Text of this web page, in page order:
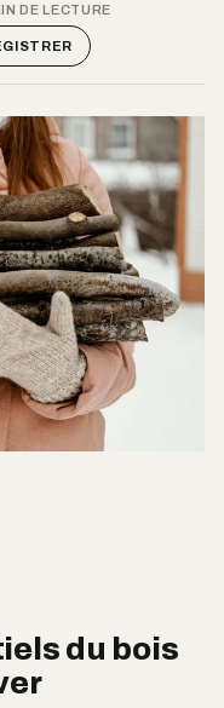
DE LECTURE
du bois